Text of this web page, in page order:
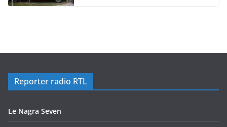
Reporter radio RTL
Le Nagra Seven